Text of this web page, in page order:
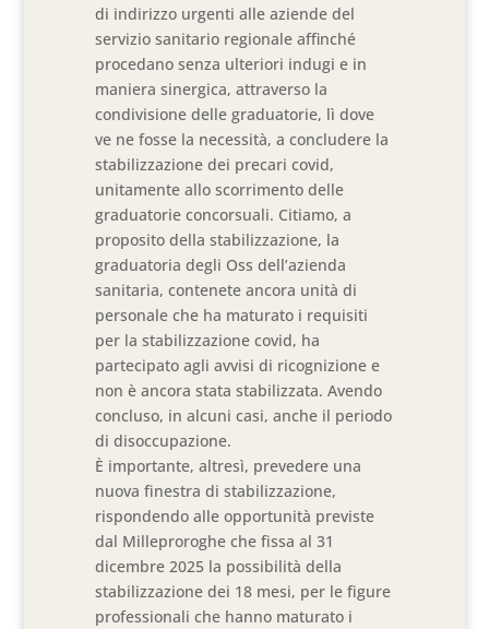
di indirizzo urgenti alle aziende del
servizio sanitario regionale affinché
procedano senza ulteriori indugi e in
maniera sinergica, attraverso la
condivisione delle graduatorie, lì dove
ve ne fosse la necessità, a concludere la
stabilizzazione dei precari covid,
unitamente allo scorrimento delle
graduatorie concorsuali. Citiamo, a
proposito della stabilizzazione, la
graduatoria degli Oss dell’azienda
sanitaria, contenete ancora unità di
personale che ha maturato i requisiti
per la stabilizzazione covid, ha
partecipato agli avvisi di ricognizione e
non è ancora stata stabilizzata. Avendo
concluso, in alcuni casi, anche il periodo
di disoccupazione.
È importante, altresì, prevedere una
nuova finestra di stabilizzazione,
rispondendo alle opportunità previste
dal Milleproroghe che fissa al 31
dicembre 2025 la possibilità della
stabilizzazione dei 18 mesi, per le figure
professionali che hanno maturato i